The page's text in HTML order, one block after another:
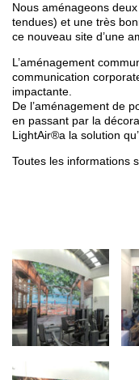
Nous aménageons
tendues) et une très
ce nouveau site d’une
L’aménagement
communication
impactante.
De l’aménagement de
en passant par la
LightAir®a la solution
Toutes les informations